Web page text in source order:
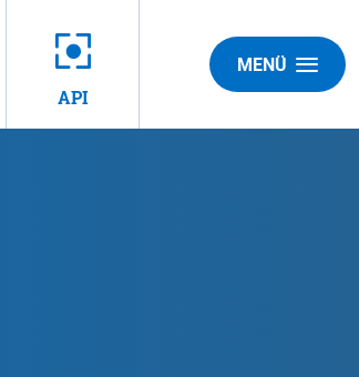
API
MENÜ